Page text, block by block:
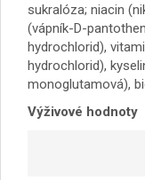
sukralóza; niacin
(vápník-D-
hydrochlorid),
hydrochlorid),
monoglutamová),
Výživové hodnoty